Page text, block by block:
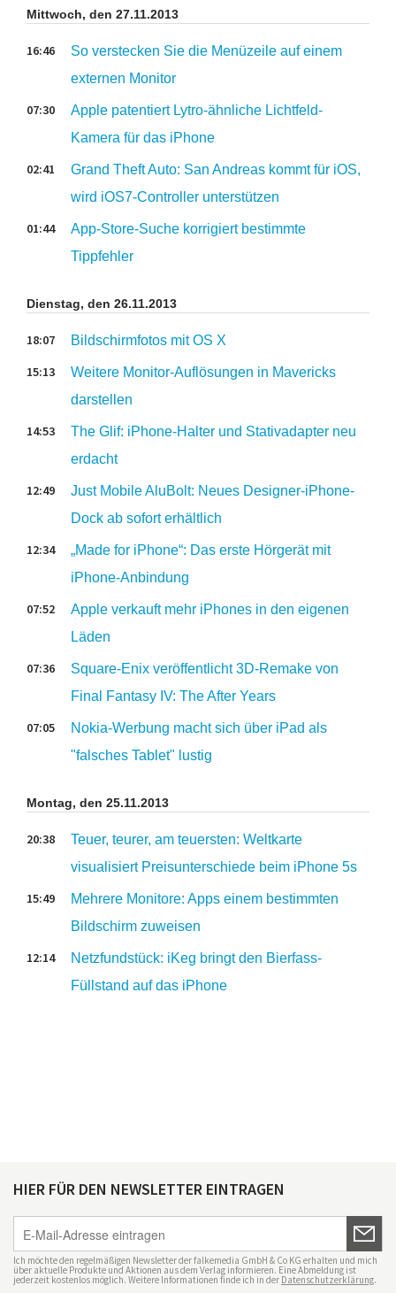
Mittwoch, den 27.11.2013
So verstecken Sie die Menüzeile auf einem
externen Monitor
16:46
Apple patentiert Lytro-ähnliche Lichtfeld-
Kamera für das iPhone
07:30
Grand Theft Auto: San Andreas kommt für iOS,
wird iOS7-Controller unterstützen
02:41
App-Store-Suche korrigiert bestimmte
Tippfehler
01:44
Dienstag, den 26.11.2013
Bildschirmfotos mit OS X
18:07
Weitere Monitor-Auflösungen in Mavericks
darstellen
15:13
The Glif: iPhone-Halter und Stativadapter neu
erdacht
14:53
Just Mobile AluBolt: Neues Designer-iPhone-
Dock ab sofort erhältlich
12:49
„Made for iPhone“: Das erste Hörgerät mit
iPhone-Anbindung
12:34
Apple verkauft mehr iPhones in den eigenen
Läden
07:52
Square-Enix veröffentlicht 3D-Remake von
Final Fantasy IV: The After Years
07:36
Nokia-Werbung macht sich über iPad als
"falsches Tablet" lustig
07:05
Montag, den 25.11.2013
Teuer, teurer, am teuersten: Weltkarte
visualisiert Preisunterschiede beim iPhone 5s
20:38
Mehrere Monitore: Apps einem bestimmten
Bildschirm zuweisen
15:49
Netzfundstück: iKeg bringt den Bierfass-
Füllstand auf das iPhone
12:14
HIER FÜR DEN NEWSLETTER EINTRAGEN
Ich möchte den regelmäßigen Newsletter der falkemedia GmbH & Co KG erhalten und mich
über aktuelle Produkte und Aktionen aus dem Verlag informieren. Eine Abmeldung ist
jederzeit kostenlos möglich. Weitere Informationen finde ich in der Datenschutzerklärung.